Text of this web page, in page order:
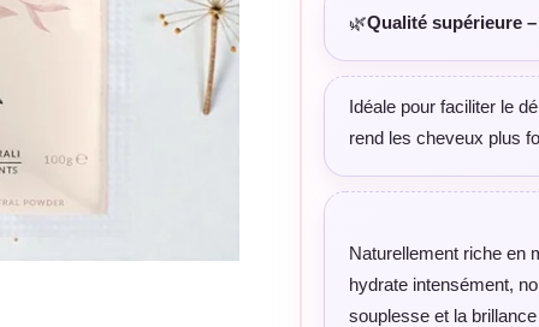
🌿Qualité supérieure
Idéale pour faciliter le
rend les cheveux plus
Naturellement riche en
hydrate intensément,
souplesse et la